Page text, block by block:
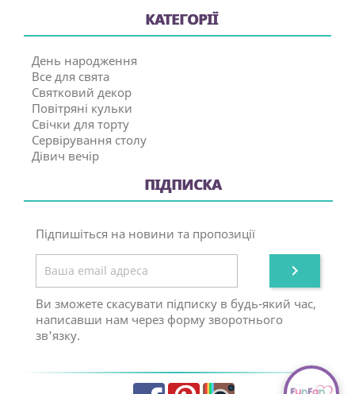
КАТЕГОРІЇ
День народження
Все для свята
Святковий декор
Повітряні кульки
Свічки для торту
Сервірування столу
Дівич вечір
ПІДПИСКА
Підпишіться на новини та пропозиції

Ви зможете скасувати підписку в будь-який час,
написавши нам через форму зворотнього
зв'язку.
FacebookPinterestInstagram